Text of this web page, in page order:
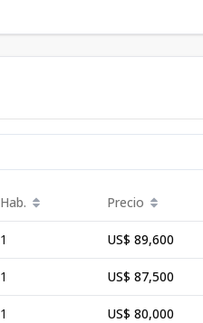
Hab. Precio
1 US$ 89,600
1 US$ 87,500
1 US$ 80,000